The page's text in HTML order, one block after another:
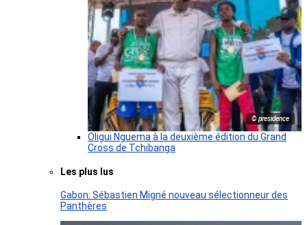
© presidence
Oligui Nguema à la deuxième édition du Grand
Cross de Tchibanga
Les plus lus
Gabon: Sébastien Migné nouveau sélectionneur des
Panthères